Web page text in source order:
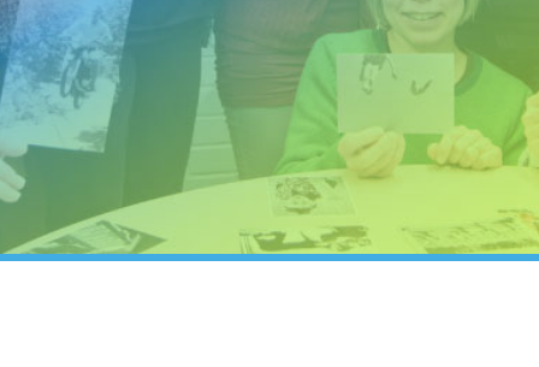
opetuskäytön ei tarvitse olla